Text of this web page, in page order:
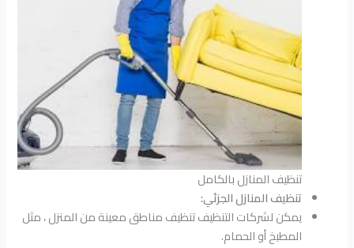
تنظيف المنازل بالكامل
تنظيف المنازل الجزئي:
يمكن لشركات التنظيف تنظيف مناطق معينة من المنزل ، مثل
المطبخ أو الحمام.